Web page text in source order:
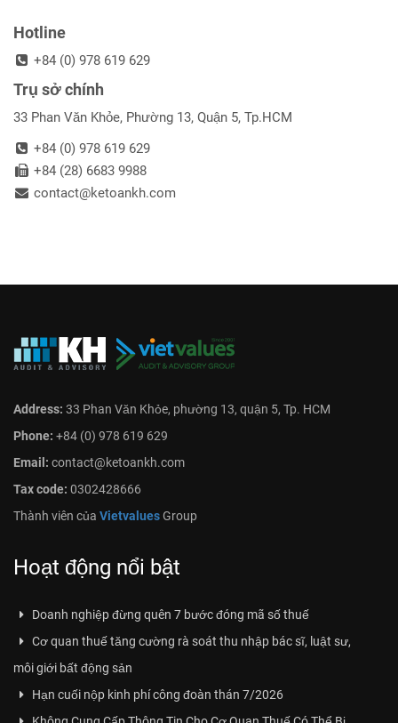
Hotline
+84 (0) 978 619 629
Trụ sở chính
33 Phan Văn Khỏe, Phường 13, Quận 5, Tp.HCM
+84 (0) 978 619 629
+84 (28) 6683 9988
contact@ketoankh.com
Address: 33 Phan Văn Khỏe, phường 13, quận 5, Tp. HCM
Phone: +84 (0) 978 619 629
Email: contact@ketoankh.com
Tax code: 0302428666
Thành viên của VietvaluesGroup
Hoạt động nổi bật
Doanh nghiệp đừng quên 7 bước đóng mã số thuế
Cơ quan thuế tăng cường rà soát thu nhập bác sĩ, luật sư,
môi giới bất động sản
Hạn cuối nộp kinh phí công đoàn thán 7/2026